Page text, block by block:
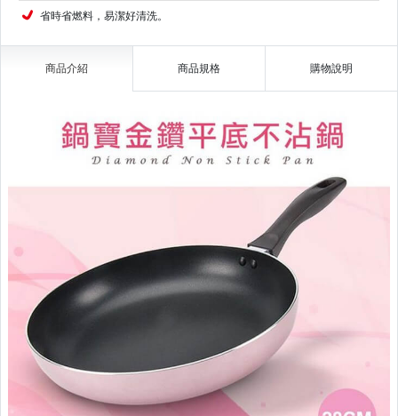
省時省燃料，易潔好清洗。
商品介紹 商品規格 購物說明